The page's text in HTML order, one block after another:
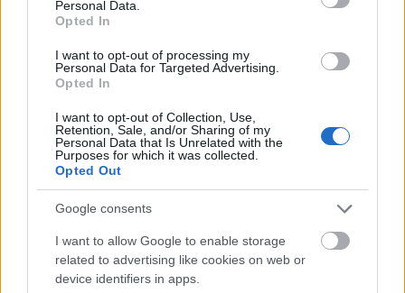
Personal Data.
Opted In
I want to opt-out of processing my
Personal Data for Targeted Advertising.
Opted In
I want to opt-out of Collection, Use,
Retention, Sale, and/or Sharing of my
Personal Data that Is Unrelated with the
Purposes for which it was collected.
Opted Out
Google consents
I want to allow Google to enable storage
related to advertising like cookies on web or
device identifiers in apps.
A sír legendájának megkérdőjelezhetősége
rendszeresen a temetőbe - főként a
Mekkába vezető útjuk során szokták útba
nőalak nyugszik.
Biblia Irodalom Rejtélyek